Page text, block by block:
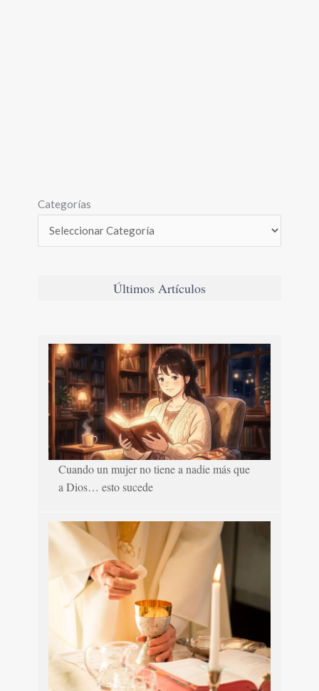
Categorías
Últimos Artículos
Cuando un mujer no tiene a nadie más que
a Dios… esto sucede